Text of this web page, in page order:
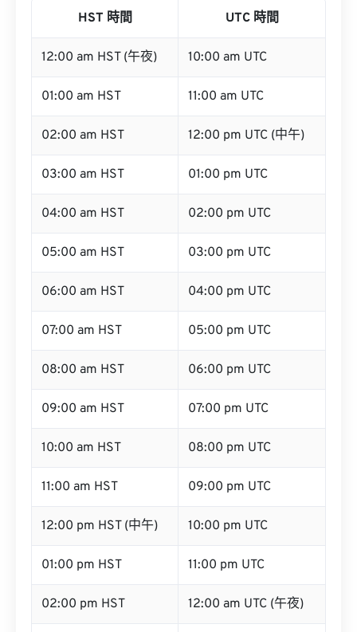
HST 時間 UTC 時間
12:00 am HST (午夜) 10:00 am UTC
01:00 am HST 11:00 am UTC
02:00 am HST 12:00 pm UTC (中午)
03:00 am HST 01:00 pm UTC
04:00 am HST 02:00 pm UTC
05:00 am HST 03:00 pm UTC
06:00 am HST 04:00 pm UTC
07:00 am HST 05:00 pm UTC
08:00 am HST 06:00 pm UTC
09:00 am HST 07:00 pm UTC
10:00 am HST 08:00 pm UTC
11:00 am HST 09:00 pm UTC
12:00 pm HST (中午) 10:00 pm UTC
01:00 pm HST 11:00 pm UTC
02:00 pm HST 12:00 am UTC (午夜)